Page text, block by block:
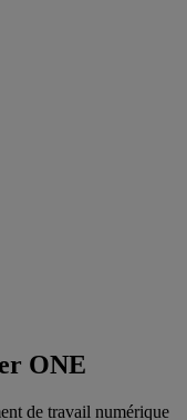
ONE
de travail numérique